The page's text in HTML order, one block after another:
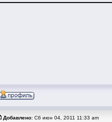
Добавлено: Сб июн 04, 2011 11:33 am